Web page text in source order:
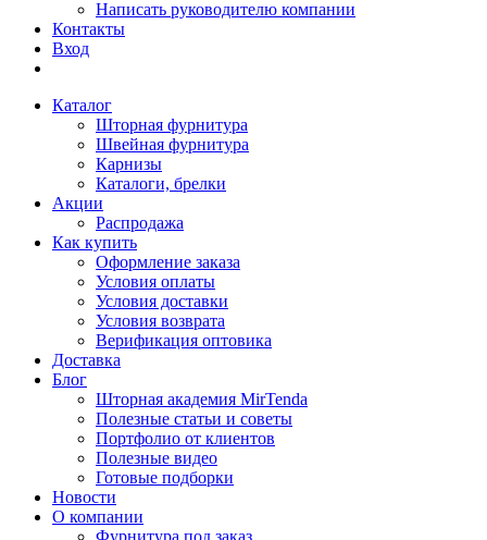
Написать руководителю компании
Контакты
Вход
Каталог
Шторная фурнитура
Швейная фурнитура
Карнизы
Каталоги, брелки
Акции
Распродажа
Как купить
Оформление заказа
Условия оплаты
Условия доставки
Условия возврата
Верификация оптовика
Доставка
Блог
Шторная академия MirTenda
Полезные статьи и советы
Портфолио от клиентов
Полезные видео
Готовые подборки
Новости
О компании
Фурнитура под заказ